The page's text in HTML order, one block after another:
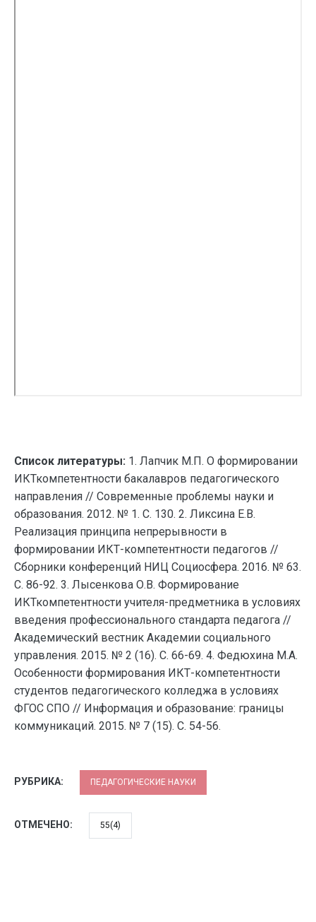
Список литературы: 1. Лапчик М.П. О формировании
ИКТкомпетентности бакалавров педагогического
направления // Современные проблемы науки и
образования. 2012. № 1. С. 130. 2. Ликсина Е.В.
Реализация принципа непрерывности в
формировании ИКТ-компетентности педагогов //
Сборники конференций НИЦ Социосфера. 2016. № 63.
С. 86-92. 3. Лысенкова О.В. Формирование
ИКТкомпетентности учителя-предметника в условиях
введения профессионального стандарта педагога //
Академический вестник Академии социального
управления. 2015. № 2 (16). С. 66-69. 4. Федюхина М.А.
Особенности формирования ИКТ-компетентности
студентов педагогического колледжа в условиях
ФГОС СПО // Информация и образование: границы
коммуникаций. 2015. № 7 (15). С. 54-56.
РУБРИКА: ПЕДАГОГИЧЕСКИЕ НАУКИ
ОТМЕЧЕНО: 55(4)